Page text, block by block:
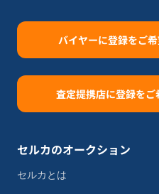
バイヤーに登録をご
査定提携店に登録を
セルカのオークション
セルカとは